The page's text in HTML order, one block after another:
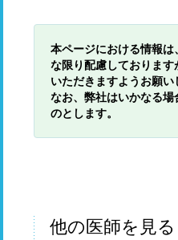
本ページにおける情報
な限り配慮しておりま
いただきますようお願い
なお、弊社はいかなる
のとします。
他の医師を見る